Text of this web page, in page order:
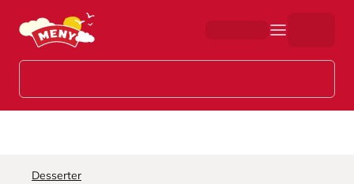
Hopp til hovedinnhold
Desserter